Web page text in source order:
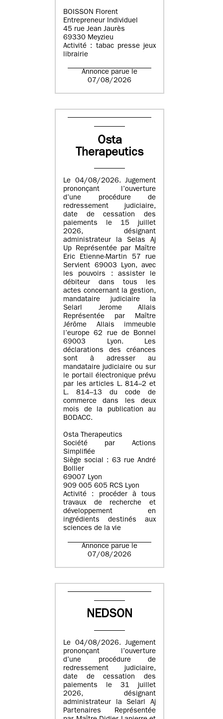
BOISSON Florent
Entrepreneur Individuel
45 rue Jean Jaurès
69330 Meyzieu
Activité : tabac presse jeux
librairie
Annonce parue le
07/08/2026
Osta
Therapeutics
Le 04/08/2026. Jugement
prononçant l’ouverture
d’une procédure de
redressement judiciaire,
date de cessation des
paiements le 15 juillet
2026, désignant
administrateur la Selas Aj
Up Représentée par Maître
Eric Etienne-Martin 57 rue
Servient 69003 Lyon, avec
les pouvoirs : assister le
débiteur dans tous les
actes concernant la gestion,
mandataire judiciaire la
Selarl Jerome Allais
Représentée par Maître
Jérôme Allais immeuble
l’europe 62 rue de Bonnel
69003 Lyon. Les
déclarations des créances
sont à adresser au
mandataire judiciaire ou sur
le portail électronique prévu
par les articles L. 814–2 et
L. 814–13 du code de
commerce dans les deux
mois de la publication au
BODACC.
Osta Therapeutics
Société par Actions
Simplifiée
Siège social : 63 rue André
Bollier
69007 Lyon
909 005 605 RCS Lyon
Activité : procéder à tous
travaux de recherche et
développement en
ingrédients destinés aux
sciences de la vie
Annonce parue le
07/08/2026
NEDSON
Le 04/08/2026. Jugement
prononçant l’ouverture
d’une procédure de
redressement judiciaire,
date de cessation des
paiements le 31 juillet
2026, désignant
administrateur la Selarl Aj
Partenaires Représentée